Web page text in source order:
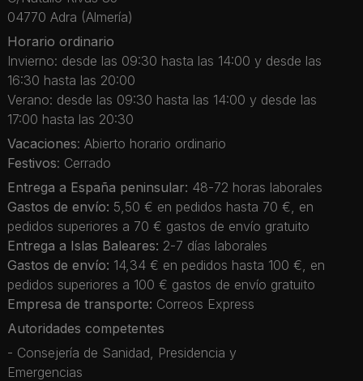
04770 Adra (Almería)
Horario ordinario
Invierno: desde las 09:30 hasta las 14:00 y desde las
16:30 hasta las 20:00
Verano: desde las 09:30 hasta las 14:00 y desde las
17:00 hasta las 20:30
Vacaciones: Abierto horario ordinario
Festivos: Cerrado
Entrega a España peninsular: 48-72 horas laborales
Gastos de envío: 5,50 € en pedidos hasta 70 €, en
pedidos superiores a 70 € gastos de envío gratuito
Entrega a Islas Baleares: 2-7 días laborales
Gastos de envío: 14,34 € en pedidos hasta 100 €, en
pedidos superiores a 100 € gastos de envío gratuito
Empresa de transporte: Correos Express
Autoridades competentes
- Consejería de Sanidad, Presidencia y
Emergencias